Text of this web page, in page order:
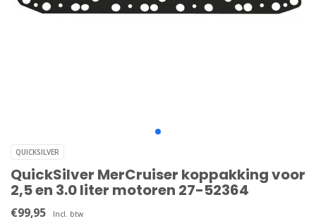
QUICKSILVER
QuickSilver MerCruiser koppakking voor
2,5 en 3.0 liter motoren 27-52364
€99,95 Incl. btw